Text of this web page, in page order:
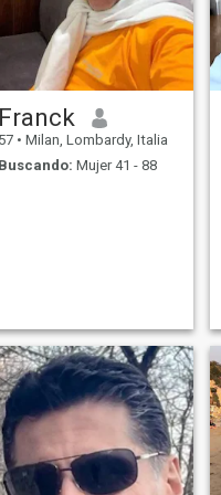
Franck
57 • Milan, Lombardy, Italia
Buscando: Mujer 41 - 88